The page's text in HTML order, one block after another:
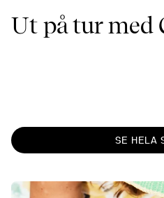
Ut på tur med
SE HELA